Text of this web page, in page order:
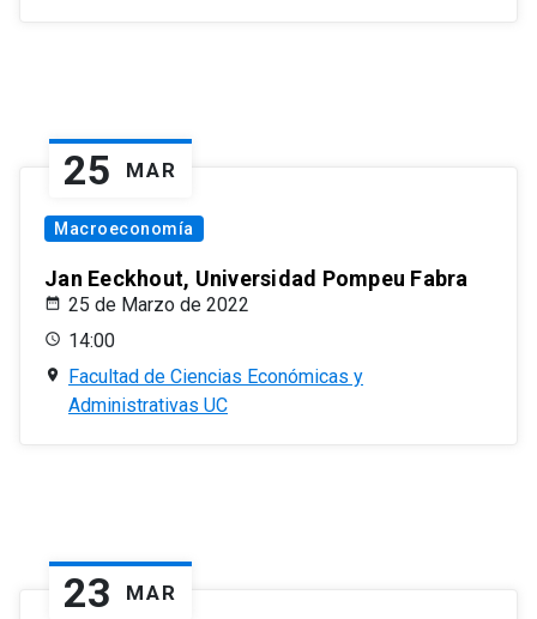
25 MAR
Macroeconomía
Jan Eeckhout, Universidad Pompeu Fabra
25 de Marzo de 2022
14:00
Facultad de Ciencias Económicas y
Administrativas UC
23 MAR